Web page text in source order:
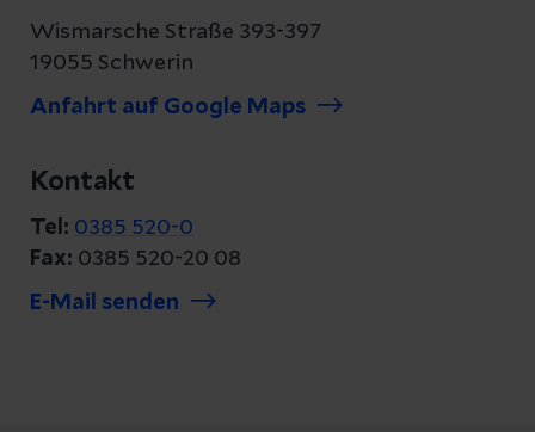
Wismarsche Straße 393-397
19055 Schwerin
Anfahrt auf Google Maps
Kontakt
Tel: 0385 520-0
Fax: 0385 520-20 08
E-Mail senden